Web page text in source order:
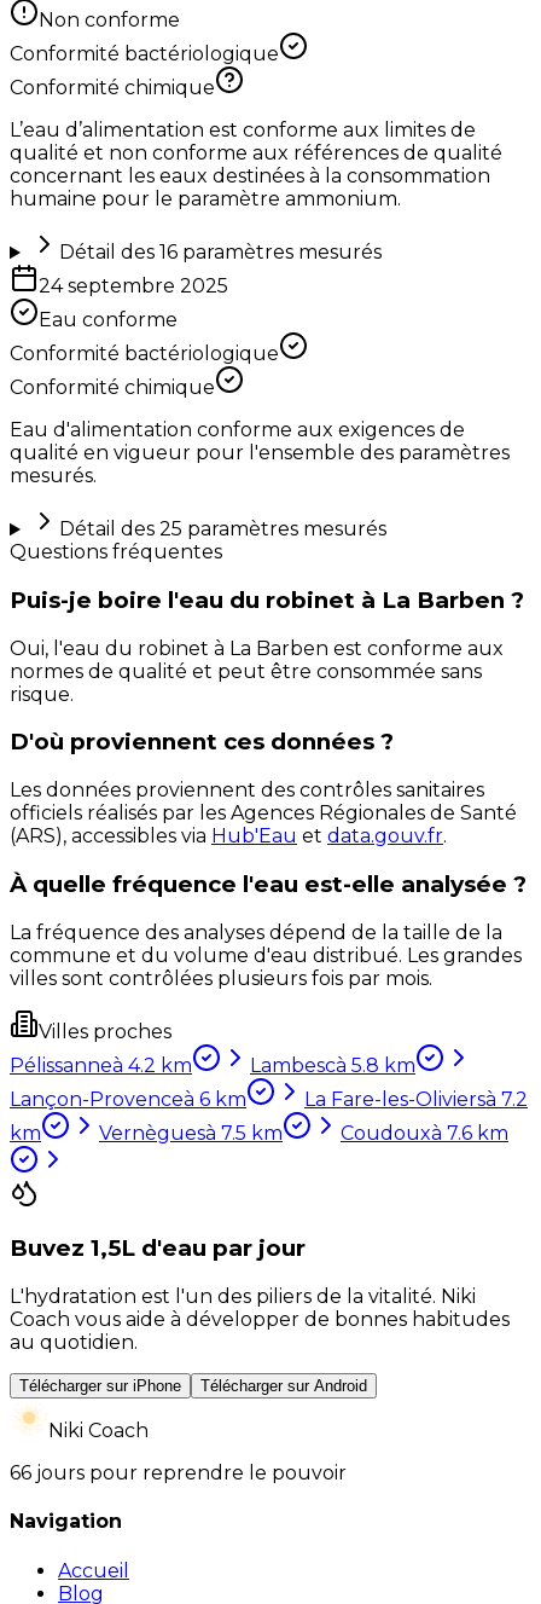
Non conforme
Conformité bactériologique
Conformité chimique
L’eau d’alimentation est conforme aux limites de
qualité et non conforme aux références de qualité
concernant les eaux destinées à la consommation
humaine pour le paramètre ammonium.
Détail des 16paramètres mesurés
24 septembre 2025
Eau conforme
Conformité bactériologique
Conformité chimique
Eau d'alimentation conforme aux exigences de
qualité en vigueur pour l'ensemble des paramètres
mesurés.
Détail des 25 paramètres mesurés
Questions fréquentes
Puis-je boire l'eau du robinet à La Barben ?
Oui, l'eau du robinet à La Barben est conforme aux
normes de qualité et peut être consommée sans
risque.
D'où proviennent ces données ?
Les données proviennent des contrôles sanitaires
officiels réalisés par les Agences Régionales de Santé
(ARS), accessibles via Hub'Eau et data.gouv.fr.
À quelle fréquence l'eau est-elle analysée ?
La fréquence des analyses dépend de la taille de la
commune et du volume d'eau distribué. Les grandes
villes sont contrôlées plusieurs fois par mois.
Villes proches
Pélissanneà 4.2 km Lambescà 5.8 km
Lançon-Provenceà 6 km La Fare-les-Oliviersà 7.2
km
Vernèguesà 7.5 km Coudouxà 7.6 km
Buvez 1,5L d'eau par jour
L'hydratation est l'un des piliers de la vitalité. Niki
Coach vous aide à développer de bonnes habitudes
au quotidien.
Télécharger sur iPhone Télécharger sur Android
Niki Coach
66 jours pour reprendre le pouvoir
Navigation
Accueil
Blog